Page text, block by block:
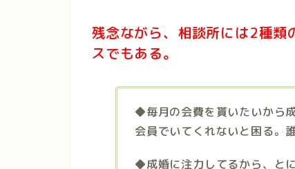
残念ながら、相談所には2種類
スでもある。
◆毎月の会費を貰いたいから
会員でいてくれないと困る。
◆成婚に注力してるから、と